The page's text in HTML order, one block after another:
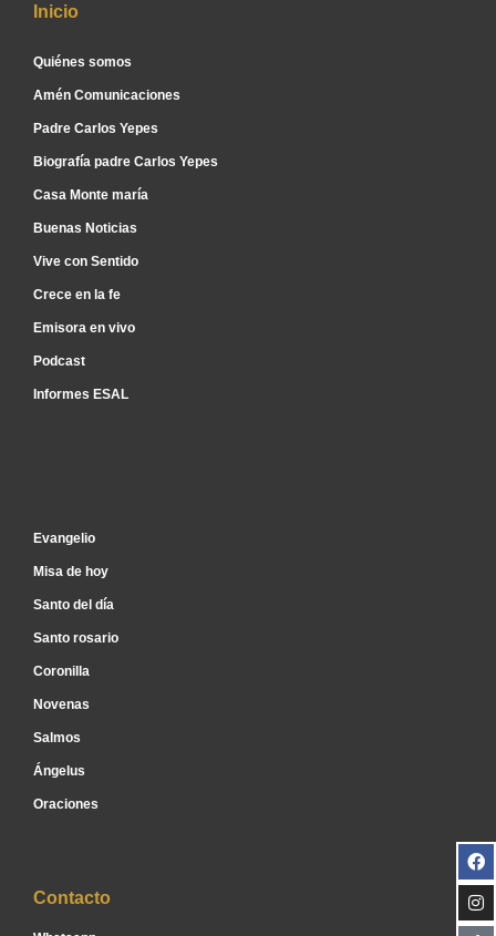
Inicio
Quiénes somos
Amén Comunicaciones
Padre Carlos Yepes
Biografía padre Carlos Yepes
Casa Monte maría
Buenas Noticias
Vive con Sentido
Crece en la fe
Emisora en vivo
Podcast
Informes ESAL
Evangelio
Misa de hoy
Santo del día
Santo rosario
Coronilla
Novenas
Salmos
Ángelus
Oraciones
Contacto